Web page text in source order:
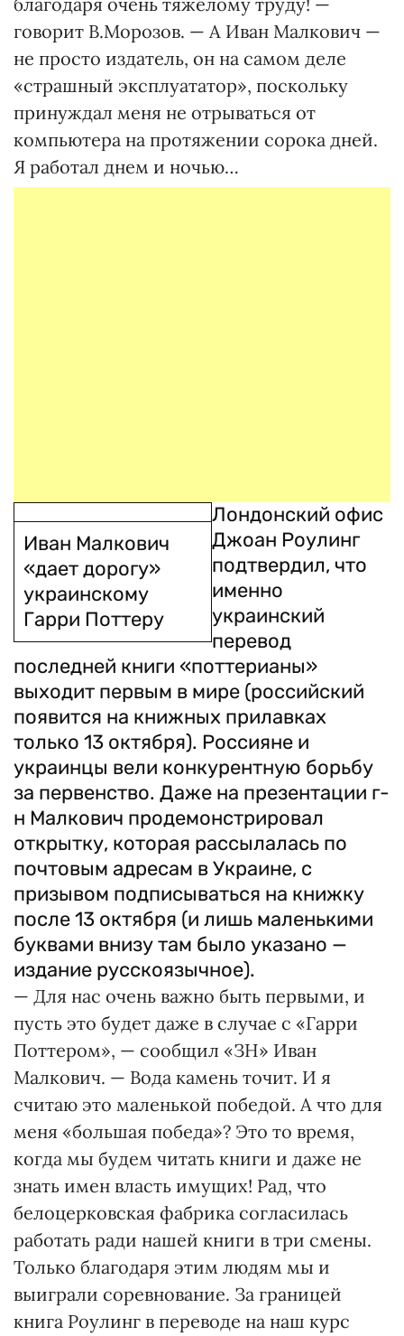
говорит В.Морозов. — А Иван Малкович —
не просто издатель, он на самом деле
«страшный эксплуататор», поскольку
принуждал меня не отрываться от
компьютера на протяжении сорока дней.
Я работал днем и ночью…
Иван Малкович
«дает дорогу»
украинскому
Гарри Поттеру
Лондонский офис
Джоан Роулинг
подтвердил, что
именно
украинский
перевод
последней книги «поттерианы»
выходит первым в мире (российский
появится на книжных прилавках
только 13 октября). Россияне и
украинцы вели конкурентную борьбу
за первенство. Даже на презентации г-
н Малкович продемонстрировал
открытку, которая рассылалась по
почтовым адресам в Украине, с
призывом подписываться на книжку
после 13 октября (и лишь маленькими
буквами внизу там было указано —
издание русскоязычное).
— Для нас очень важно быть первыми, и
пусть это будет даже в случае с «Гарри
Поттером», — сообщил «ЗН» Иван
Малкович. — Вода камень точит. И я
считаю это маленькой победой. А что для
меня «большая победа»? Это то время,
когда мы будем читать книги и даже не
знать имен власть имущих! Рад, что
белоцерковская фабрика согласилась
работать ради нашей книги в три смены.
Только благодаря этим людям мы и
выиграли соревнование. За границей
книга Роулинг в переводе на наш курс